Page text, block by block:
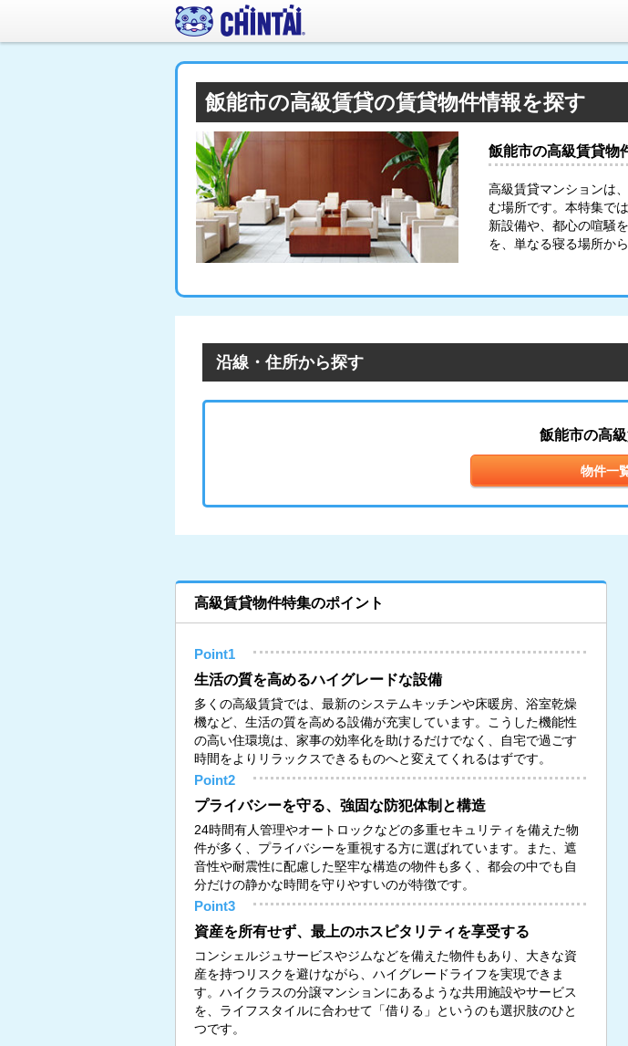
飯能市の高級賃貸の賃貸物件情報を探す
飯能市の高級賃貸物
高級賃貸マンションは
む場所です。本特集で
新設備や、都心の喧騒
を、単なる寝る場所か
沿線・住所から探す
飯能市の高
物件一
高級賃貸物件特集のポイント
Point1
生活の質を高めるハイグレードな設備
多くの高級賃貸では、最新のシステムキッチンや床暖房、浴室乾燥
機など、生活の質を高める設備が充実しています。こうした機能性
の高い住環境は、家事の効率化を助けるだけでなく、自宅で過ごす
時間をよりリラックスできるものへと変えてくれるはずです。
Point2
プライバシーを守る、強固な防犯体制と構造
24時間有人管理やオートロックなどの多重セキュリティを備えた物
件が多く、プライバシーを重視する方に選ばれています。また、遮
音性や耐震性に配慮した堅牢な構造の物件も多く、都会の中でも自
分だけの静かな時間を守りやすいのが特徴です。
Point3
資産を所有せず、最上のホスピタリティを享受する
コンシェルジュサービスやジムなどを備えた物件もあり、大きな資
産を持つリスクを避けながら、ハイグレードライフを実現できま
す。ハイクラスの分譲マンションにあるような共用施設やサービス
を、ライフスタイルに合わせて「借りる」というのも選択肢のひと
つです。